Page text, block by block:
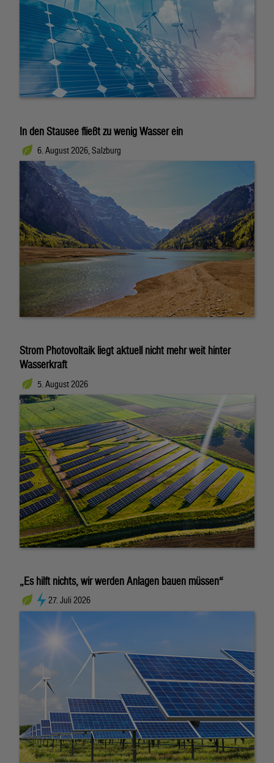
In den Stausee fließt zu wenig Wasser ein
6. August 2026, Salzburg
Strom Photovoltaik liegt aktuell nicht mehr weit hinter
Wasserkraft
5. August 2026
„Es hilft nichts, wir werden Anlagen bauen müssen“
27. Juli 2026